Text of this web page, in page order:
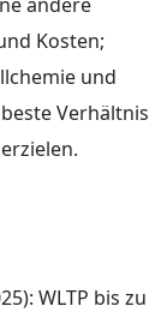
Kosten;
und
Verhältnis
WLTP bis zu